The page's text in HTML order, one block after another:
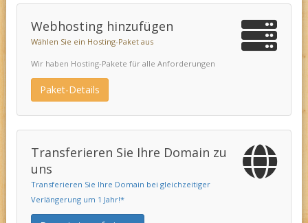
Webhosting hinzufügen
Wählen Sie ein Hosting-Paket aus
Wir haben Hosting-Pakete für alle Anforderungen
Paket-Details
Transferieren Sie Ihre Domain zu
uns
Transferieren Sie Ihre Domain bei gleichzeitiger
Verlängerung um 1 Jahr!*